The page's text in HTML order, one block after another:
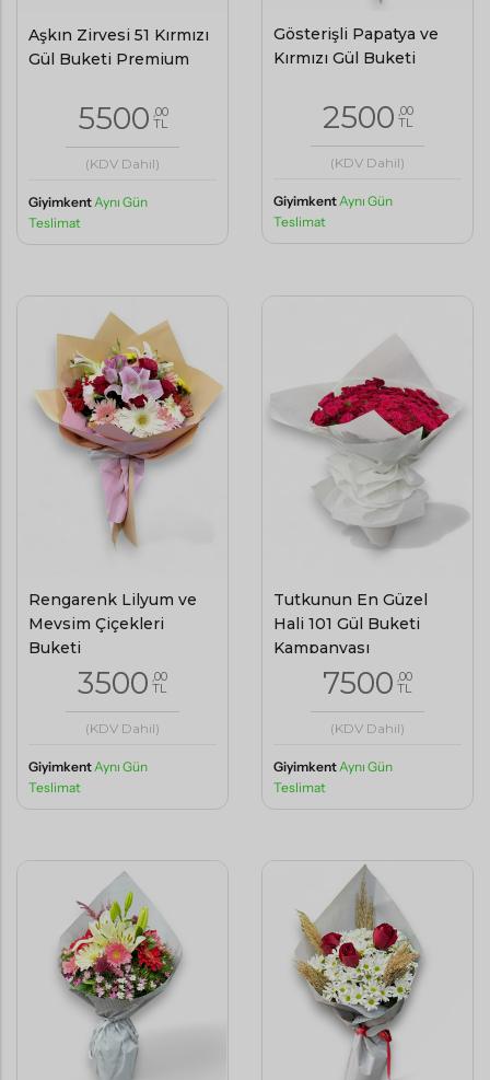
Aşkın Zirvesi 51 Kırmızı
Gül Buketi Premium
5500 ,00
TL
(KDV Dahil)
GiyimkentAynı Gün
Teslimat
Gösterişli Papatya ve
Kırmızı Gül Buketi
2500 ,00
TL
(KDV Dahil)
Giyimkent Aynı Gün
Teslimat
Rengarenk Lilyum ve
Mevsim Çiçekleri
Buketi
3500 ,00
TL
(KDV Dahil)
GiyimkentAynı Gün
Teslimat
Tutkunun En Güzel
Hali 101 Gül Buketi
Kampanyası
7500 ,00
TL
(KDV Dahil)
GiyimkentAynı Gün
Teslimat